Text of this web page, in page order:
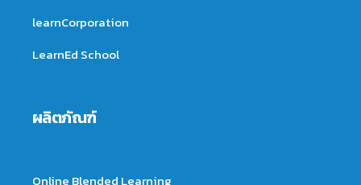
learnCorporation
LearnEd School
ผลิตภัณฑ์
Online Blended Learning